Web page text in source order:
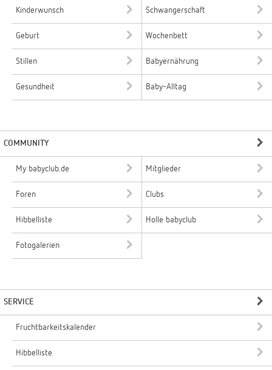
Kinderwunsch Schwangerschaft
Geburt Wochenbett
Stillen Babyernährung
Gesundheit Baby-Alltag
COMMUNITY
My babyclub.de Mitglieder
Foren Clubs
Hibbelliste Holle babyclub
Fotogalerien
SERVICE
Fruchtbarkeitskalender
Hibbelliste